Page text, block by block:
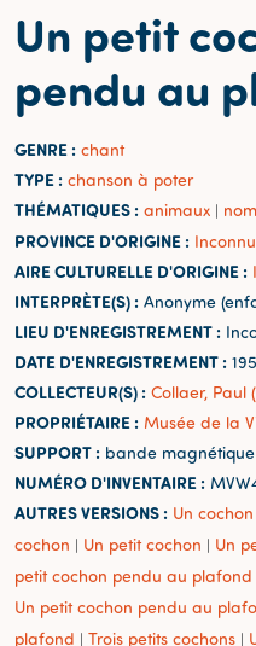
Un petit
pendu au
GENRE : chant
TYPE : chanson à poter
THÉMATIQUES : animaux |
PROVINCE D'ORIGINE :
AIRE CULTURELLE D'ORIGINE :
INTERPRÈTE(S) : Anonyme
LIEU D'ENREGISTREMENT :
DATE D'ENREGISTREMENT :
COLLECTEUR(S) : Collaer, Paul
PROPRIÉTAIRE : Musée de la
SUPPORT : bande magnétique
NUMÉRO D'INVENTAIRE :
AUTRES VERSIONS : Un
cochon | Un petit cochon | Un
petit cochon pendu au plafond
Un petit cochon pendu au
plafond | Trois petits cochons |